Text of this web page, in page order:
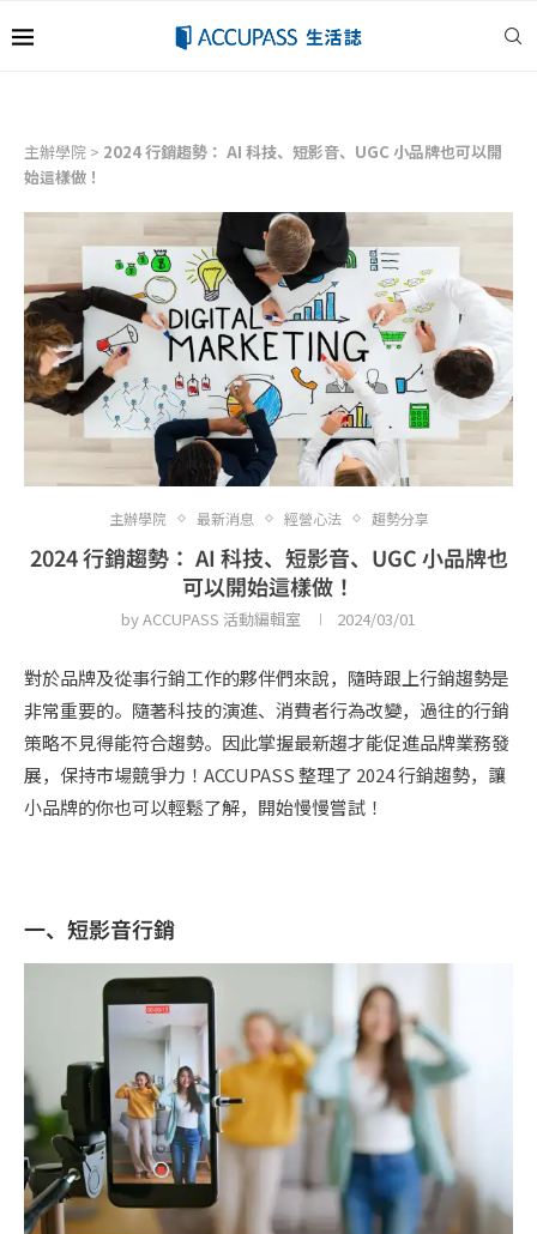
主辦學院 > 2024 行銷趨勢： AI 科技、短影音、UGC 小品牌也可以開
始這樣做！
主辦學院 最新消息 經營心法 趨勢分享
2024 行銷趨勢： AI 科技、短影音、UGC 小品牌也
可以開始這樣做！
byACCUPASS 活動編輯室 2024/03/01
對於品牌及從事行銷工作的夥伴們來說，隨時跟上行銷趨勢是
非常重要的。隨著科技的演進、消費者行為改變，過往的行銷
策略不見得能符合趨勢。因此掌握最新趨才能促進品牌業務發
展，保持市場競爭力！ACCUPASS 整理了 2024 行銷趨勢，讓
小品牌的你也可以輕鬆了解，開始慢慢嘗試！
一、短影音行銷